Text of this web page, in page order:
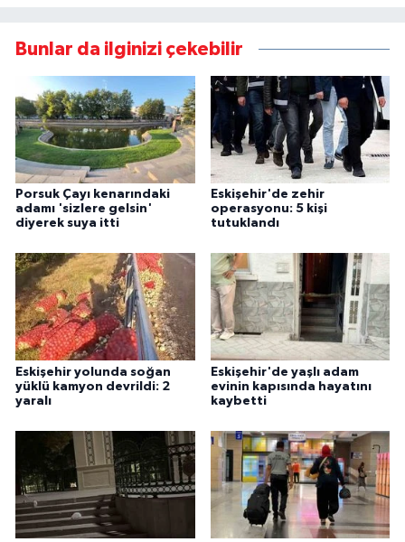
Bunlar da ilginizi çekebilir
Porsuk Çayı kenarındaki
adamı 'sizlere gelsin'
diyerek suya itti
Eskişehir'de zehir
operasyonu: 5 kişi
tutuklandı
Eskişehir yolunda soğan
yüklü kamyon devrildi: 2
yaralı
Eskişehir'de yaşlı adam
evinin kapısında hayatını
kaybetti